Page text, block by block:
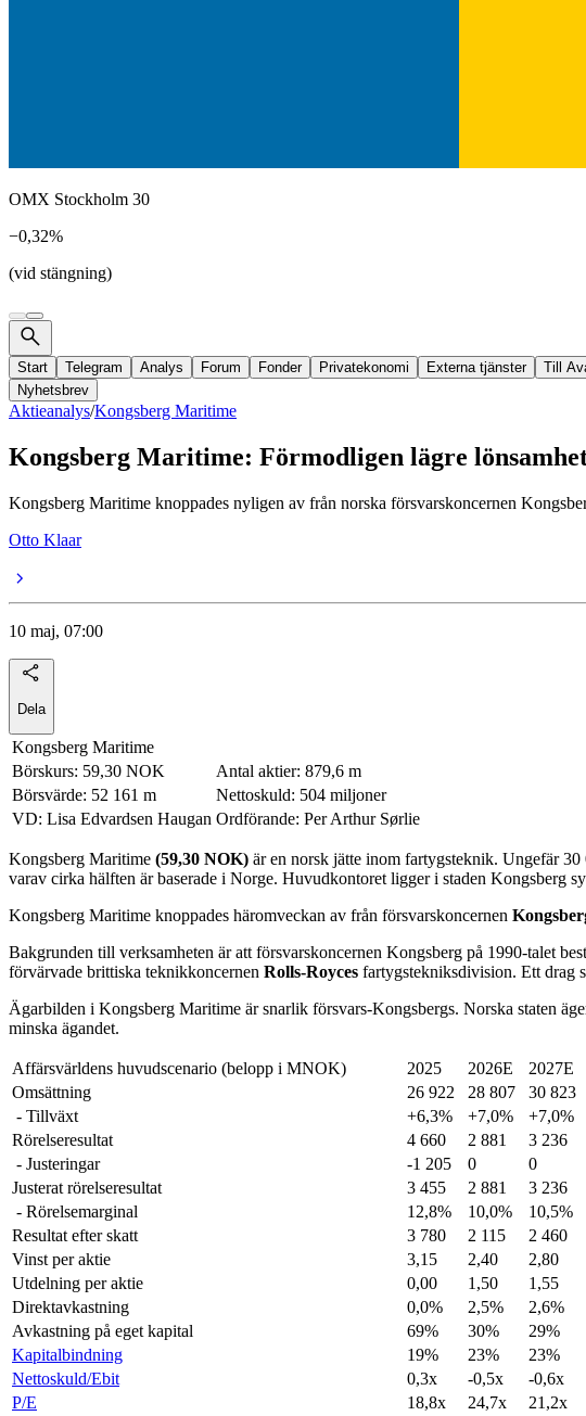
OMX Stockholm 30
−0,32%
(vid stängning)
Start Telegram Analys Forum Fonder Privatekonomi Externa tjänster
Till
Nyhetsbrev
Aktieanalys/Kongsberg Maritime
Kongsberg Maritime: Förmodligen lägre
Kongsberg Maritime knoppades nyligen av från norska försvarskoncernen
Otto Klaar
10 maj, 07:00
Dela
Kongsberg Maritime
Börskurs: 59,30 NOK
Antal aktier: 879,6 m
Börsvärde: 52 161 m
Nettoskuld: 504 miljoner
VD: Lisa Edvardsen Haugan Ordförande: Per Arthur Sørlie
Kongsberg Maritime (59,30 NOK) är en norsk jätte inom fartygsteknik. Ungefär
varav cirka hälften är baserade i Norge. Huvudkontoret ligger i staden Kongsberg
Kongsberg Maritime knoppades häromveckan av från försvarskoncernen
Bakgrunden till verksamheten är att försvarskoncernen Kongsberg på 1990-talet
förvärvade brittiska teknikkoncernen Rolls-Royces fartygstekniksdivision. Ett drag
Ägarbilden i Kongsberg Maritime är snarlik försvars-Kongsbergs. Norska staten
minska ägandet.
Affärsvärldens huvudscenario (belopp i MNOK) 2025 2026E 2027E
Omsättning
26 922 28 807 30 823
- Tillväxt
+6,3% +7,0% +7,0%
Rörelseresultat
4 660 2 881 3 236
- Justeringar
-1 205 0 0
Justerat rörelseresultat
3 455 2 881 3 236
- Rörelsemarginal
12,8% 10,0% 10,5%
Resultat efter skatt
3 780 2 115 2 460
Vinst per aktie
3,15 2,40 2,80
Utdelning per aktie
0,00 1,50 1,55
Direktavkastning
0,0% 2,5% 2,6%
Avkastning på eget kapital
69% 30% 29%
Kapitalbindning
19% 23% 23%
Nettoskuld/Ebit
0,3x -0,5x -0,6x
P/E
18,8x 24,7x 21,2x